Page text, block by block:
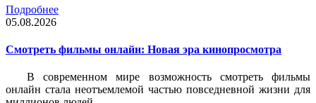
Подробнее
05.08.2026
Смотреть фильмы онлайн: Новая эра кинопросмотра
В современном мире возможность смотреть фильмы
онлайн стала неотъемлемой частью повседневной жизни для